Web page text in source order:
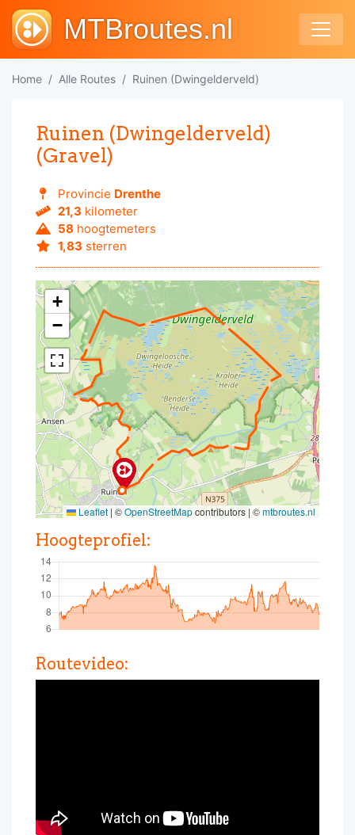
MTBroutes.nl
Home Alle Routes Ruinen (Dwingelderveld)
Ruinen (Dwingelderveld)
(Gravel)
Provincie Drenthe
21,3 kilometer
58 hoogtemeters
1,83 sterren
+
−
Leaflet | ©OpenStreetMapcontributors | ©mtbroutes.nl
Hoogteprofiel:
Routevideo: